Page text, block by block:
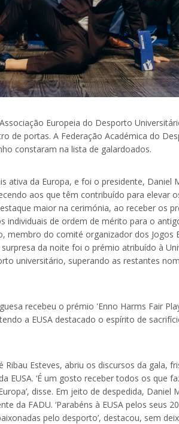
Europeia do Desporto
de portas. A Federação Académica do
constaram na lista de galardoados.
ativa da Europa, e foi o presidente, Daniel
aos que têm contribuído para elevar
maior na cerimónia, ao receber os
individuais de ordem de mérito para o
membro do comité organizador dos Jogos
da noite foi o prémio atribuído à
universitário, superando as restantes
recebeu o prémio 'Enno Harms Fair
a EUSA destacado o espírito de
Ribau Esteves, abriu os discursos da gala,
EUSA. ‘É um gosto receber todos os que
disse. Em jeito de despedida,
da FADU. ‘Parabéns à EUSA pelos seus
pelo desporto’, destacou, sem